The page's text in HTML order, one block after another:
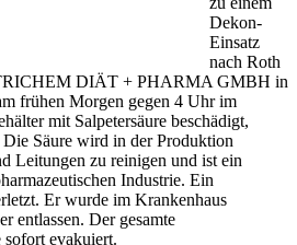
Dekon-
Einsatz
nach Roth
DIÄT + PHARMA GMBH in
frühen Morgen gegen 4 Uhr im
mit Salpetersäure beschädigt,
Säure wird in der Produktion
Leitungen zu reinigen und ist ein
Industrie. Ein
Er wurde im Krankenhaus
entlassen. Der gesamte
evakuiert.